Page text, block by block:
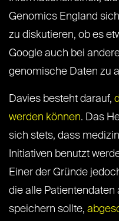
Genomics England
zu diskutieren, ob es
Google auch bei
genomische Daten zu
Davies besteht darauf,
werden können. Das
sich stets, dass
Initiativen benutzt
Einer der Gründe
die alle Patientendaten
speichern sollte,